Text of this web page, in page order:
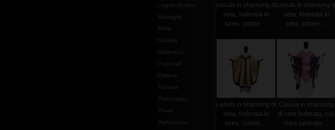
Legno di olivo
Medaglie
Mitrie
Natività
Ostensori
Pastorali
Patene
Pianete
Portaviatici
Piviali
Portachiavi
casula in shantung di
seta, foderata in
lurex, colore ...
casula in shantung di
seta, foderata in
seta, colore ...
casula in shantung di
seta, foderata in
lurex, colore ...
Casula in shantung
di seta foderata, col.
rosa (articolo ...